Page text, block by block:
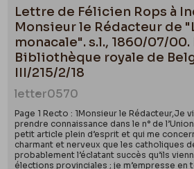
Lettre de Félicien Rops à
Monsieur le Rédacteur de
monacale". s.l., 1860/07/00.
Bibliothèque royale de
III/215/2/18
letter0570
Page 1 Recto : 1Monsieur le Rédacteur,Je
prendre connaissance dans le n° de
petit article plein d’esprit et qui me
charmant et nerveux que les catholiques
probablement l’éclatant succès qu’ils
élections provinciales ; je m’empresse en